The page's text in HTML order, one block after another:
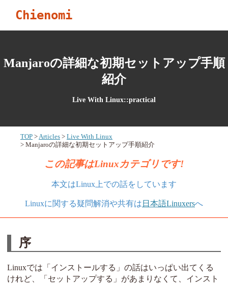
Chienomi
Manjaroの詳細な初期セットアップ手順
紹介
Live With Linux::practical
TOP Articles
Live With Linux
Manjaroの詳細な初期セットアップ手順紹介
この記事はLinuxカテゴリです!
本文はLinux上での話をしています
Linuxに関する疑問解消や共有は 日本語Linuxersへ
序
Linuxでは「インストールする」の話はいっぱい出てくる
けれど、「セットアップする」があまりなくて、インスト